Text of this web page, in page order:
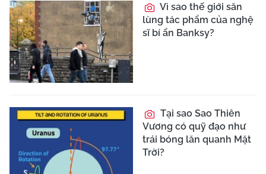
Vì sao thế giới săn
lùng tác phẩm của nghệ
sĩ bí ẩn Banksy?
Tại sao Sao Thiên
Vương có quỹ đạo như
trái bóng lăn quanh Mặt
Trời?